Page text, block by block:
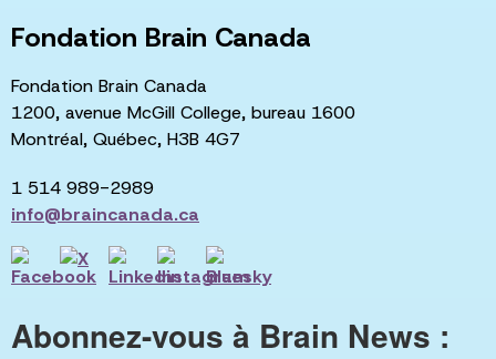
Fondation Brain Canada
Fondation Brain Canada
1200, avenue McGill College, bureau 1600
Montréal, Québec, H3B 4G7
1 514 989-2989
info@braincanada.ca
Abonnez-vous à Brain News :